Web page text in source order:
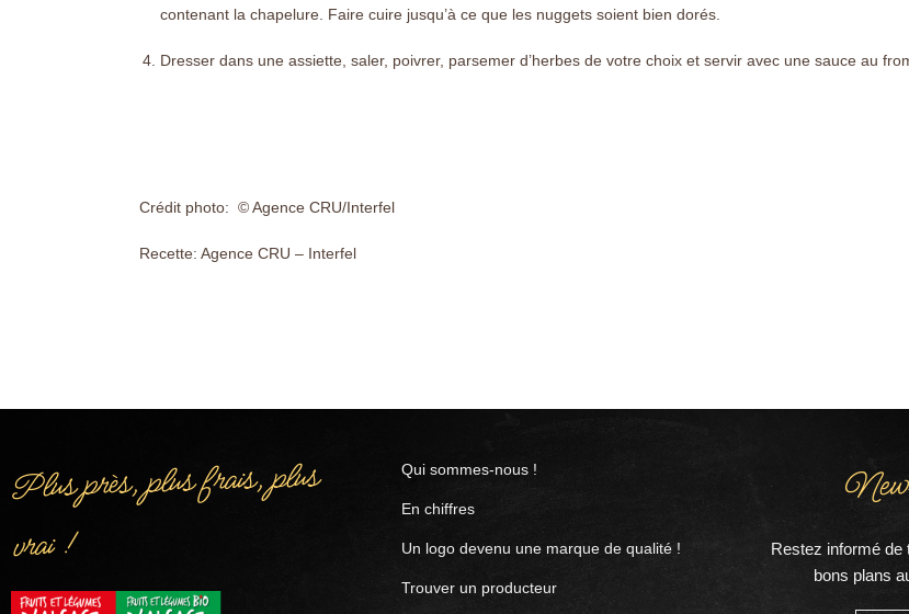
contenant la chapelure. Faire cuire jusqu’à ce que les nuggets soient bien dorés.
Dresser dans une assiette, saler, poivrer, parsemer d’herbes de votre choix et servir avec une sauce au
Crédit photo: © Agence CRU/Interfel
Recette: Agence CRU – Interfel
Plus près, plus frais, plus
vrai !
Qui sommes-nous !
En chiffres
Un logo devenu une marque de qualité !
Trouver un producteur
Restez informé de
bons plans